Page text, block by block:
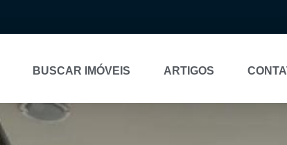
BUSCAR IMÓVEIS ARTIGOS